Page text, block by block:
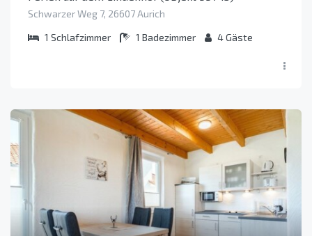
Schwarzer Weg 7, 26607 Aurich
1 Schlafzimmer 1 Badezimmer 4Gäste